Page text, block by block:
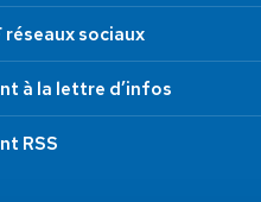
réseaux sociaux
à la lettre d’infos
RSS